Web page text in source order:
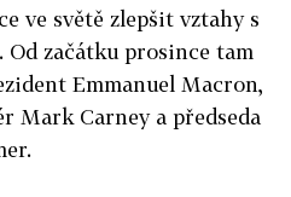
ve světě zlepšit vztahy s
začátku prosince tam
Emmanuel Macron,
Mark Carney a předseda